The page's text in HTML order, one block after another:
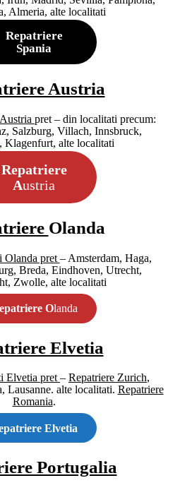
Almeria, alte localitati
Repatriere
Spania
Austria
pret – din localitati precum:
Salzburg, Villach, Innsbruck,
Klagenfurt, alte localitati
Repatriere
Austria
Olanda
Olanda pret – Amsterdam, Haga,
Breda, Eindhoven, Utrecht,
Zwolle, alte localitati
Olanda
Elvetia
Elvetia pret – Repatriere Zurich,
Lausanne. alte localitati. Repatriere
Romania.
Elvetia
Portugalia